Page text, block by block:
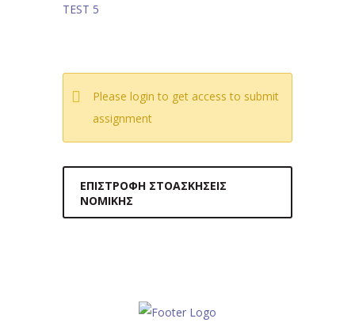
TEST 5
Please login to get access to submit
assignment
ΕΠΙΣΤΡΟΦΉ ΣΤΟΑΣΚΉΣΕΙΣ
ΝΟΜΙΚΉΣ